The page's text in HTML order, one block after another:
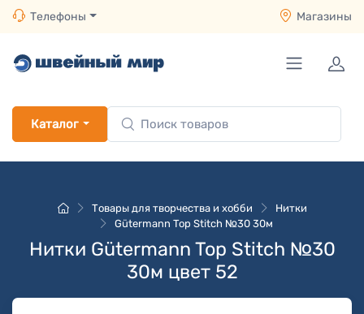
Телефоны Магазины
Каталог
Товары для творчества и хобби
Нитки
Gütermann Top Stitch №30 30м
Нитки Gütermann Top Stitch №30
30м цвет 52